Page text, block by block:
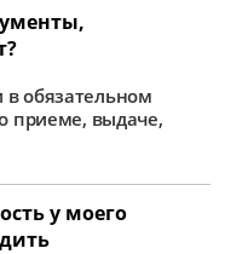
обязательном
приеме, выдаче,
у моего